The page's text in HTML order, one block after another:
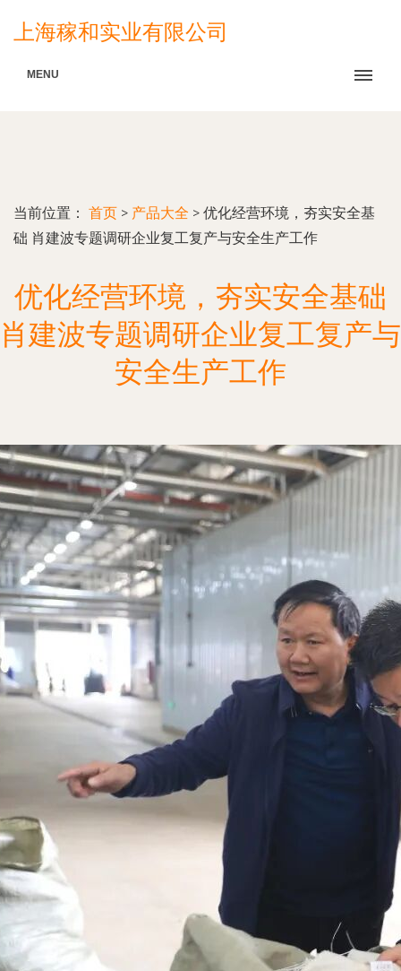
上海稼和实业有限公司
MENU
当前位置： 首页 > 产品大全 > 优化经营环境，夯实安全基
础 肖建波专题调研企业复工复产与安全生产工作
优化经营环境，夯实安全基础
肖建波专题调研企业复工复产与
安全生产工作